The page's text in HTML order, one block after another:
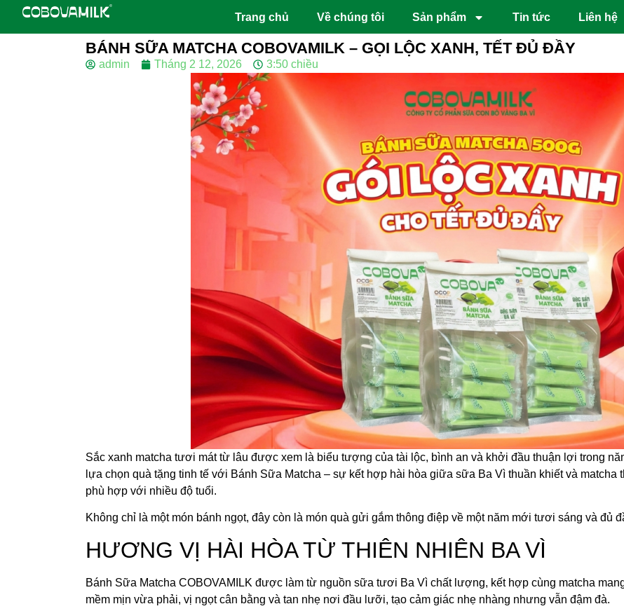
Trang chủ Về chúng tôi Sản phẩm Tin tức Liên hệ
BÁNH SỮA MATCHA COBOVAMILK – GỌI LỘC XANH, TẾT ĐỦ ĐẦY
admin Tháng 2 12, 2026 3:50 chiều
Sắc xanh matcha tươi mát từ lâu được xem là biểu tượng của tài lộc, bình an và khởi đầu thuận lợi trong
lựa chọn quà tặng tinh tế với Bánh Sữa Matcha – sự kết hợp hài hòa giữa sữa Ba Vì thuần khiết và
phù hợp với nhiều độ tuổi.
Không chỉ là một món bánh ngọt, đây còn là món quà gửi gắm thông điệp về một năm mới tươi sáng và đủ
HƯƠNG VỊ HÀI HÒA TỪ THIÊN NHIÊN BA VÌ
Bánh Sữa Matcha COBOVAMILK được làm từ nguồn sữa tươi Ba Vì chất lượng, kết hợp cùng matcha
mềm mịn vừa phải, vị ngọt cân bằng và tan nhẹ nơi đầu lưỡi, tạo cảm giác nhẹ nhàng nhưng vẫn đậm đà.